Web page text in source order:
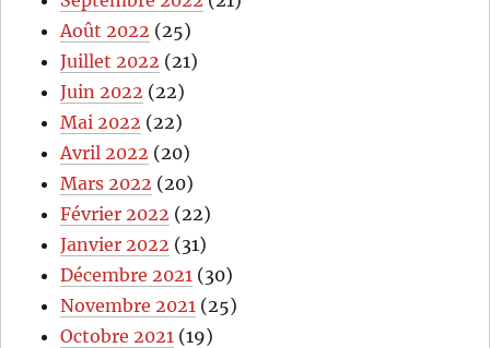
Août 2022 (25)
Juillet 2022 (21)
Juin 2022 (22)
Mai 2022 (22)
Avril 2022 (20)
Mars 2022 (20)
Février 2022 (22)
Janvier 2022 (31)
Décembre 2021 (30)
Novembre 2021 (25)
Octobre 2021 (19)